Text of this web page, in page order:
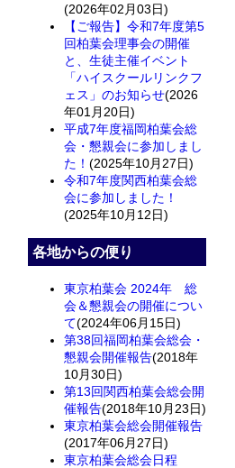
(2026年02月03日)
【ご報告】令和7年度第5
回柏葉会理事会の開催
と、生徒主催イベント
「ハイスクールリンクフ
ェス」のお知らせ(2026
年01月20日)
平成7年度福岡柏葉会総
会・懇親会に参加しまし
た！ (2025年10月27日)
令和7年度関西柏葉会総
会に参加しました！
(2025年10月12日)
各地からの便り
東京柏葉会 2024年 総
会＆懇親会の開催につい
て(2024年06月15日)
第38回福岡柏葉会総会・
懇親会開催報告(2018年
10月30日)
第13回関西柏葉会総会開
催報告(2018年10月23日)
東京柏葉会総会開催報告
(2017年06月27日)
東京柏葉会総会日程